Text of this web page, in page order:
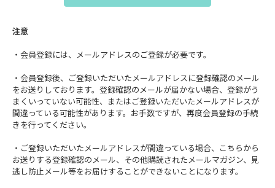
注意
・会員登録には、メールアドレスのご登録が必要です。
・会員登録後、ご登録いただいたメールアドレスに登録確認のメール
をお送りしております。登録確認のメールが届かない場合、登録がう
まくいっていない可能性、またはご登録いただいたメールアドレスが
間違っている可能性があります。お手数ですが、再度会員登録の手続
きを行ってください。
・ご登録いただいたメールアドレスが間違っている場合、こちらから
お送りする登録確認のメール、その他購読されたメールマガジン、見
逃し防止メール等をお届けすることができないことになります。